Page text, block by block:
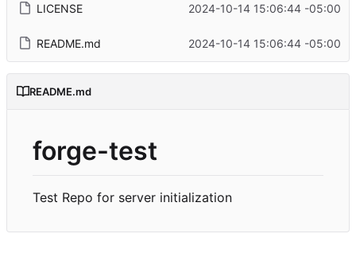
LICENSE 2024-10-14 15:06:44 -05:00
README.md 2024-10-14 15:06:44 -05:00
README.md
forge-test
Test Repo for server initialization